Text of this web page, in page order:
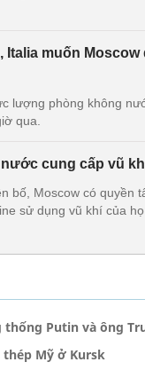
Italia muốn
lượng phòng không
qua.
cung cấp vũ
bố, Moscow có quyền
sử dụng vũ khí của
Putin và ông
thép Mỹ ở Kursk